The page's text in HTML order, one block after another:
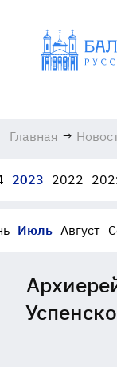
Главная →
2023 2022
Июль Август